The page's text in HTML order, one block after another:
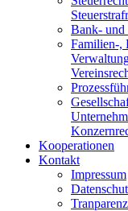
Bank- und
Familien-,
Kooperationen
Kontakt
Impressum